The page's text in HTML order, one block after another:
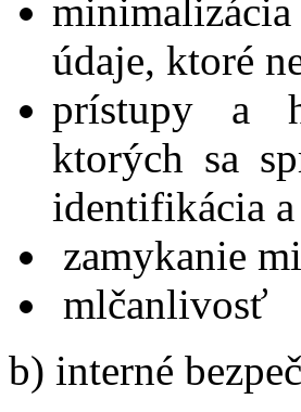
údaje, ktoré
prístupy a
ktorých sa
identifikácia
zamykanie
mlčanlivosť
b) interné